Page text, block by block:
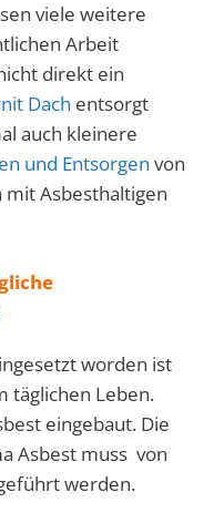
viele weitere
Arbeit
direkt ein
Dach entsorgt
auch kleinere
und Entsorgen von
mit Asbesthaltigen
worden ist
täglichen Leben.
eingebaut. Die
Asbest muss von
werden.